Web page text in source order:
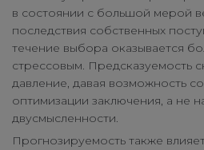
в состоянии с большой мерой
последствия собственных
течение выбора оказывается
стрессовым. Предсказуемость
давление, давая возможность
оптимизации заключения, а не
двусмысленности.
Прогнозируемость также